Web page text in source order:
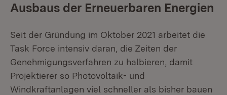
Ausbaus der Erneuerbaren Energien
Seit der Gründung im Oktober 2021 arbeitet die
Task Force intensiv daran, die Zeiten der
Genehmigungsverfahren zu halbieren, damit
Projektierer so Photovoltaik- und
Windkraftanlagen viel schneller als bisher bauen